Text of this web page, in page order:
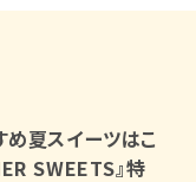
夏スイーツはこ
SWEETS』特